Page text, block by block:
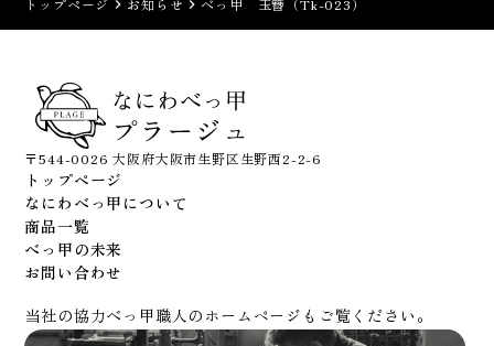
〒544-0026 大阪府大阪市生野区生野西2-2-6
トップページ
なにわべっ甲について
商品一覧
べっ甲の未来
お問い合わせ
当社の協力べっ甲職人のホームページもご覧ください。